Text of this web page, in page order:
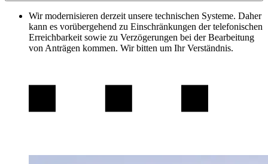
Wir modernisieren derzeit unsere technischen Systeme. Daher
kann es vorübergehend zu Einschränkungen der telefonischen
Erreichbarkeit sowie zu Verzögerungen bei der Bearbeitung
von Anträgen kommen. Wir bitten um Ihr Verständnis.